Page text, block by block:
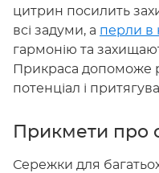
цитрин посилить
всі задуми, а перли в
гармонію та
Прикраса допоможе
потенціал і
Прикмети про
Сережки для